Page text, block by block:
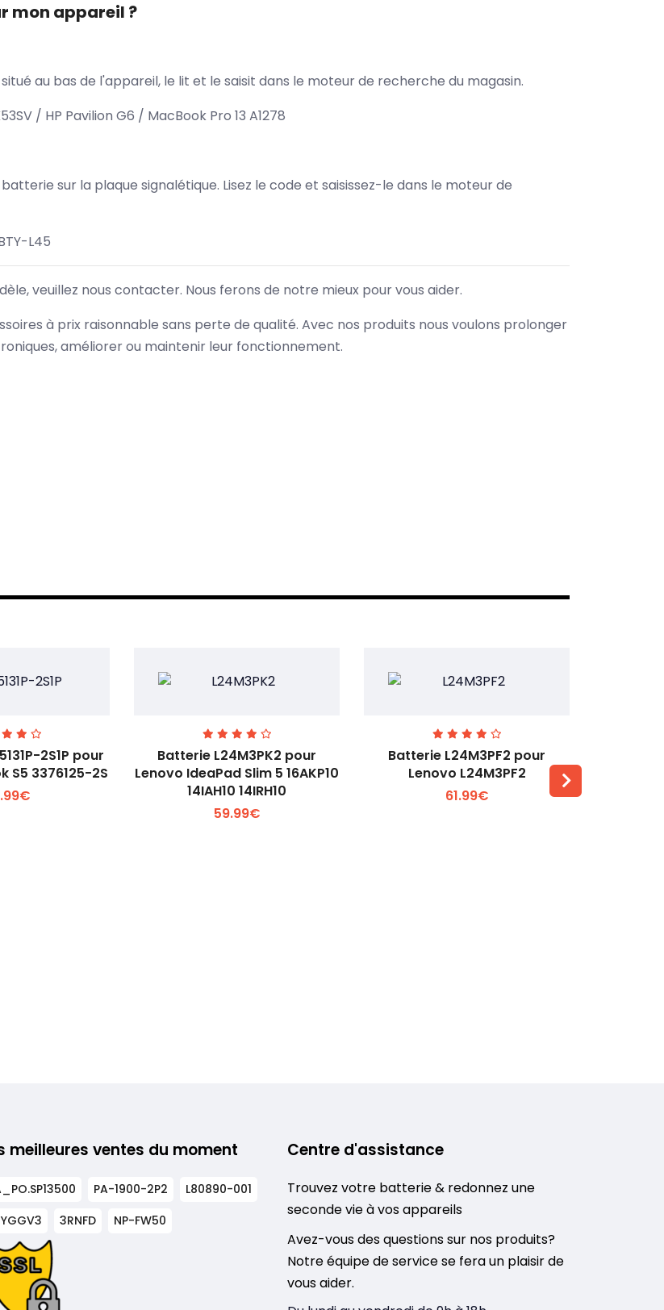
mon appareil ?
au bas de l'appareil, le lit et le saisit dans le moteur de recherche du magasin.
/ HP Pavilion G6 / MacBook Pro 13 A1278
sur la plaque signalétique. Lisez le code et saisissez-le dans le moteur de
L45
veuillez nous contacter. Nous ferons de notre mieux pour vous aider.
à prix raisonnable sans perte de qualité. Avec nos produits nous voulons prolonger
améliorer ou maintenir leur fonctionnement.
plus +
2S1P pour
S5 3376125-2S
Voir plus +
Batterie L24M3PK2 pour
Lenovo IdeaPad Slim 5 16AKP10
14IAH10 14IRH10
59.99€
Voir plus +
Batterie L24M3PF2 pour
Lenovo L24M3PF2
61.99€
meilleures ventes du moment
PA-1900-2P2
L80890-001
3RNFD NP-FW50
Centre d'assistance
Trouvez votre batterie & redonnez une
seconde vie à vos appareils
Avez-vous des questions sur nos produits?
Notre équipe de service se fera un plaisir de
vous aider.